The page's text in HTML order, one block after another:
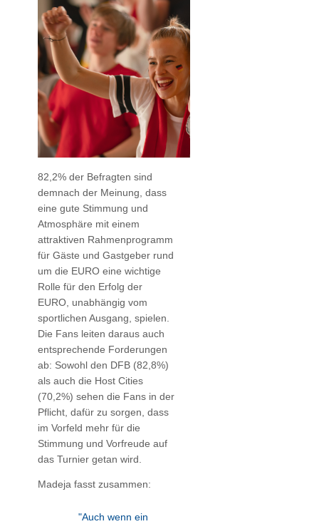
82,2% der Befragten sind
demnach der Meinung, dass
eine gute Stimmung und
Atmosphäre mit einem
attraktiven Rahmenprogramm
für Gäste und Gastgeber rund
um die EURO eine wichtige
Rolle für den Erfolg der
EURO, unabhängig vom
sportlichen Ausgang, spielen.
Die Fans leiten daraus auch
entsprechende Forderungen
ab: Sowohl den DFB (82,8%)
als auch die Host Cities
(70,2%) sehen die Fans in der
Pflicht, dafür zu sorgen, dass
im Vorfeld mehr für die
Stimmung und Vorfreude auf
das Turnier getan wird.
Madeja fasst zusammen:
"Auch wenn ein